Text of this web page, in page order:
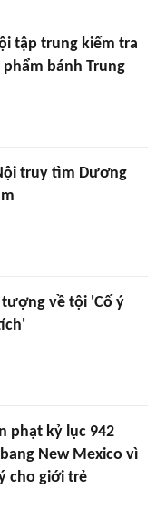
tập trung kiểm tra
bánh Trung
truy tìm Dương
về tội 'Cố ý
phạt kỷ lục 942
New Mexico vì
cho giới trẻ